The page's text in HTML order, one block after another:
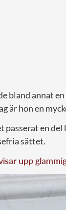
bland annat
är hon en
passerat en
sättet.
upp